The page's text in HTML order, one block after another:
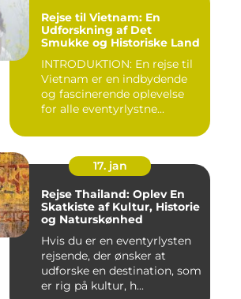
Rejse til Vietnam: En
Udforskning af Det
Smukke og Historiske Land
INTRODUKTION: En rejse til
Vietnam er en indbydende
og fascinerende oplevelse
for alle eventyrlystne...
17. jan
Rejse Thailand: Oplev En
Skatkiste af Kultur, Historie
og Naturskønhed
Hvis du er en eventyrlysten
rejsende, der ønsker at
udforske en destination, som
er rig på kultur, h...